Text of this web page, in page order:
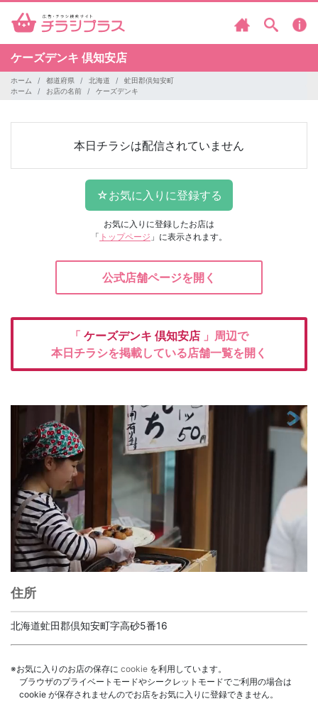
ケーズデンキ 倶知安店
ホーム 都道府県 北海道
虻田郡倶知安町
ホーム
お店の名前 ケーズデンキ
本日チラシは配信されていません
お気に入りに登録したお店は
「 トップページ 」に表示されます。
公式店舗ページを開く
「 ケーズデンキ 倶知安店 」周辺で
本日チラシを掲載している店舗一覧を開く
住所
北海道虻田郡倶知安町字高砂5番16
※お気に入りのお店の保存に cookie を利用しています。
ブラウザのプライベートモードやシークレットモードでご利用の場合は
cookie が保存されませんのでお店をお気に入りに登録できません。